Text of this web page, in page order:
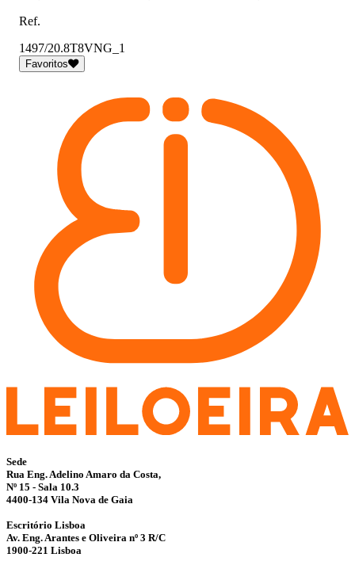
Ref.
1497/20.8T8VNG_1
Favoritos
Sede
Rua Eng. Adelino Amaro da Costa,
Nº 15 - Sala 10.3
4400-134 Vila Nova de Gaia
Escritório Lisboa
Av. Eng. Arantes e Oliveira nº 3 R/C
1900-221 Lisboa